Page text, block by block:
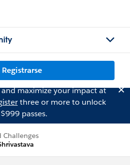
Registrarse
maximize your impact at
three or more to unlock
$999 passes.
Challenges